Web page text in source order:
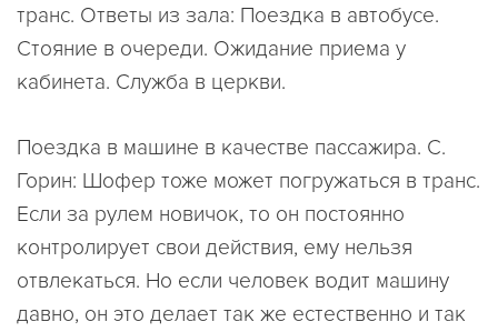
транс. Ответы из зала: Поездка в автобусе.
Стояние в очереди. Ожидание приема у
кабинета. Служба в церкви.
Поездка в машине в качестве пассажира. С.
Горин: Шофер тоже может погружаться в транс.
Если за рулем новичок, то он постоянно
контролирует свои действия, ему нельзя
отвлекаться. Но если человек водит машину
давно, он это делает так же естественно и так